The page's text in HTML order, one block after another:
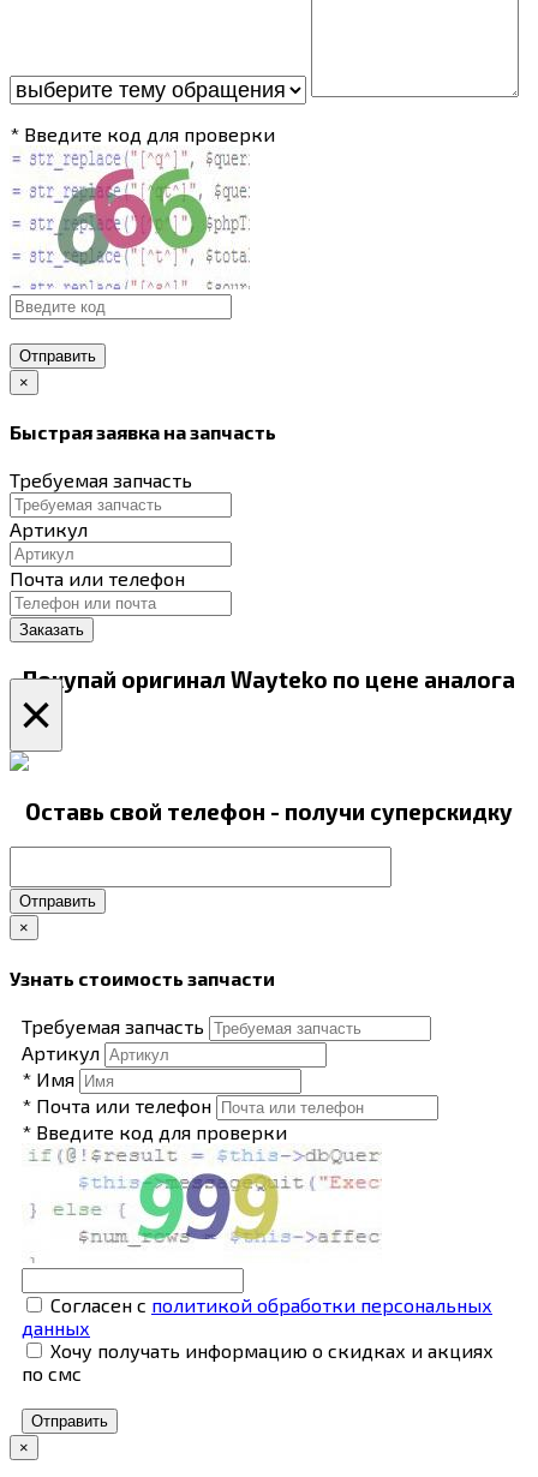
* Введите код для проверки
Отправить
×
Быстрая заявка на запчасть
Требуемая запчасть
Артикул
Почта или телефон
Покупай оригинал Wayteko по цене аналога
×
Оставь свой телефон - получи суперскидку
Отправить
×
Узнать стоимость запчасти
Требуемая запчасть
Артикул
* Имя
* Почта или телефон
* Введите код для проверки
Согласен с политикой обработки персональных
данных
Хочу получать информацию о скидках и акциях
по смс
Отправить
×